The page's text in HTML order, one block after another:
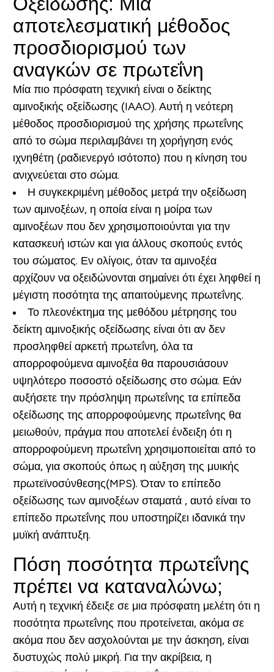
αποτελεσματική μέθοδος
προσδιορισμού των
αναγκών σε πρωτεΐνη
Μία πιο πρόσφατη τεχνική είναι ο δείκτης
αμινοξικής οξείδωσης (IAAO). Αυτή η νεότερη
μέθοδος προσδιορισμού της χρήσης πρωτεΐνης
από το σώμα περιλαμβάνει τη χορήγηση ενός
ιχνηθέτη (ραδιενεργό ισότοπο) που η κίνηση του
ανιχνεύεται στο σώμα.
Η συγκεκριμένη μέθοδος μετρά την οξείδωση
των αμινοξέων, η οποία είναι η μοίρα των
αμινοξέων που δεν χρησιμοποιούνται για την
κατασκευή ιστών και για άλλους σκοπούς εντός
του σώματος. Εν ολίγοις, όταν τα αμινοξέα
αρχίζουν να οξειδώνονται σημαίνει ότι έχει ληφθεί η
μέγιστη ποσότητα της απαιτούμενης πρωτεΐνης.
Το πλεονέκτημα της μεθόδου μέτρησης του
δείκτη αμινοξικής οξείδωσης είναι ότι αν δεν
προσληφθεί αρκετή πρωτεΐνη, όλα τα
απορροφούμενα αμινοξέα θα παρουσιάσουν
υψηλότερο ποσοστό οξείδωσης στο σώμα. Εάν
αυξήσετε την πρόσληψη πρωτεΐνης τα επίπεδα
οξείδωσης της απορροφούμενης πρωτεΐνης θα
μειωθούν, πράγμα που αποτελεί ένδειξη ότι η
απορροφούμενη πρωτεΐνη χρησιμοποιείται από το
σώμα, για σκοπούς όπως η αύξηση της μυικής
πρωτεϊνοσύνθεσης(MPS). Όταν το επίπεδο
οξείδωσης των αμινοξέων σταματά , αυτό είναι το
επίπεδο πρωτεΐνης που υποστηρίζει ιδανικά την
μυϊκή ανάπτυξη.
Πόση ποσότητα πρωτεΐνης
πρέπει να καταναλώνω;
Αυτή η τεχνική έδειξε σε μια πρόσφατη μελέτη ότι η
ποσότητα πρωτεΐνης που προτείνεται, ακόμα σε
ακόμα που δεν ασχολούνται με την άσκηση, είναι
δυστυχώς πολύ μικρή. Για την ακρίβεια, η